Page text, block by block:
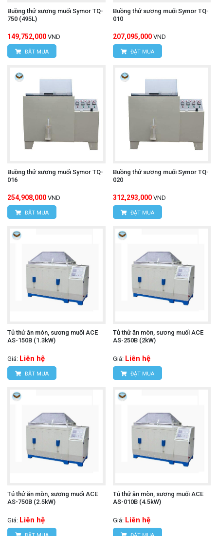
Buồng thử sương muối Symor TQ-
750 (495L)
149,752,000 VND
ĐẶT MUA
Buồng thử sương muối Symor TQ-
010
207,095,000 VND
ĐẶT MUA
Buồng thử sương muối Symor TQ-
016
254,908,000 VND
ĐẶT MUA
Buồng thử sương muối Symor TQ-
020
312,293,000 VND
ĐẶT MUA
Tủ thử ăn mòn, sương muối ACE
AS-150B (1.3kW)
Giá: Liên hệ
ĐẶT MUA
Tủ thử ăn mòn, sương muối ACE
AS-250B (2kW)
Giá: Liên hệ
ĐẶT MUA
Tủ thử ăn mòn, sương muối ACE
AS-750B (2.5kW)
Giá: Liên hệ
Tủ thử ăn mòn, sương muối ACE
AS-010B (4.5kW)
Giá: Liên hệ